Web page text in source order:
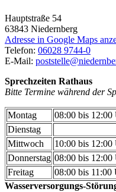
Hauptstraße 54
63843 Niedernberg
Adresse in Google Maps
Telefon: 06028 9744-0
E-Mail:
Sprechzeiten Rathaus
Bitte Termine während der
Montag
08:00 bis 12:00
Dienstag
Mittwoch
10:00 bis 12:00
Donnerstag 08:00 bis 12:00
Freitag
08:00 bis 11:00
Wasserversorgungs-